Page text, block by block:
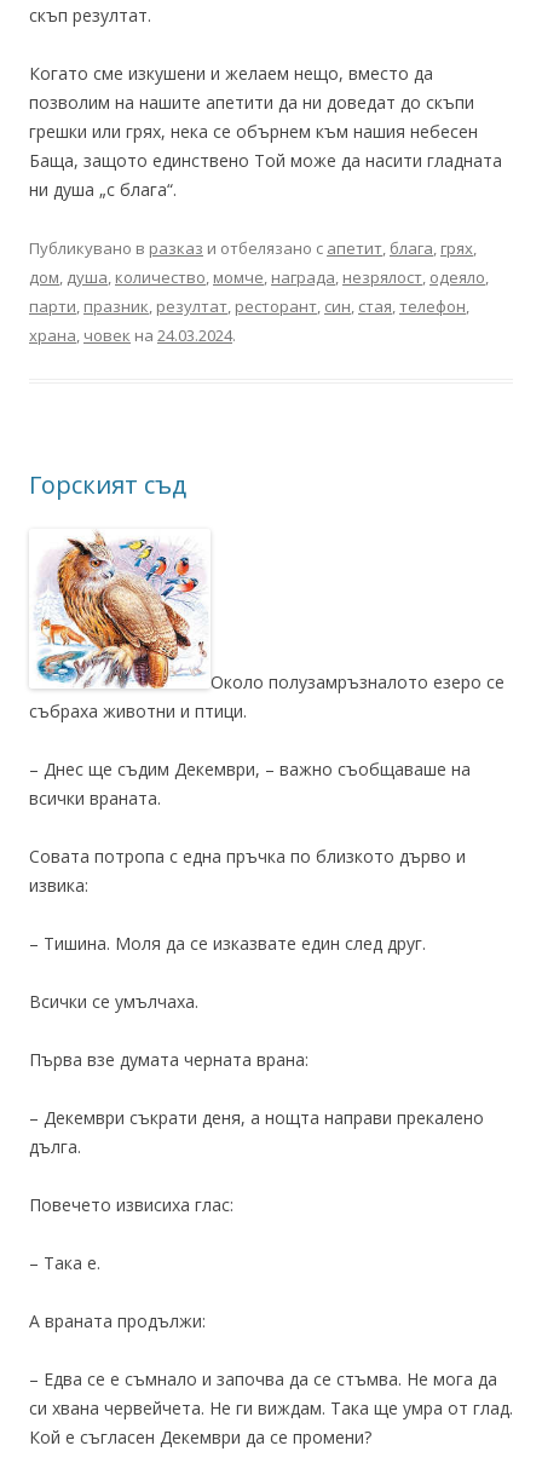
скъп резултат.
Когато сме изкушени и желаем нещо, вместо да
позволим на нашите апетити да ни доведат до скъпи
грешки или грях, нека се обърнем към нашия небесен
Баща, защото единствено Той може да насити гладната
ни душа „с блага“.
Публикувано в разказ и отбелязано с апетит, блага, грях,
дом, душа, количество, момче, награда, незрялост, одеяло,
парти, празник, резултат, ресторант, син, стая,телефон,
храна, човек на 24.03.2024.
Горският съд
Около полузамръзналото езеро се
събраха животни и птици.
– Днес ще съдим Декември, – важно съобщаваше на
всички враната.
Совата потропа с една пръчка по близкото дърво и
извика:
– Тишина. Моля да се изказвате един след друг.
Всички се умълчаха.
Първа взе думата черната врана:
– Декември съкрати деня, а нощта направи прекалено
дълга.
Повечето извисиха глас:
– Така е.
А враната продължи:
– Едва се е съмнало и започва да се стъмва. Не мога да
си хвана червейчета. Не ги виждам. Така ще умра от глад.
Кой е съгласен Декември да се промени?